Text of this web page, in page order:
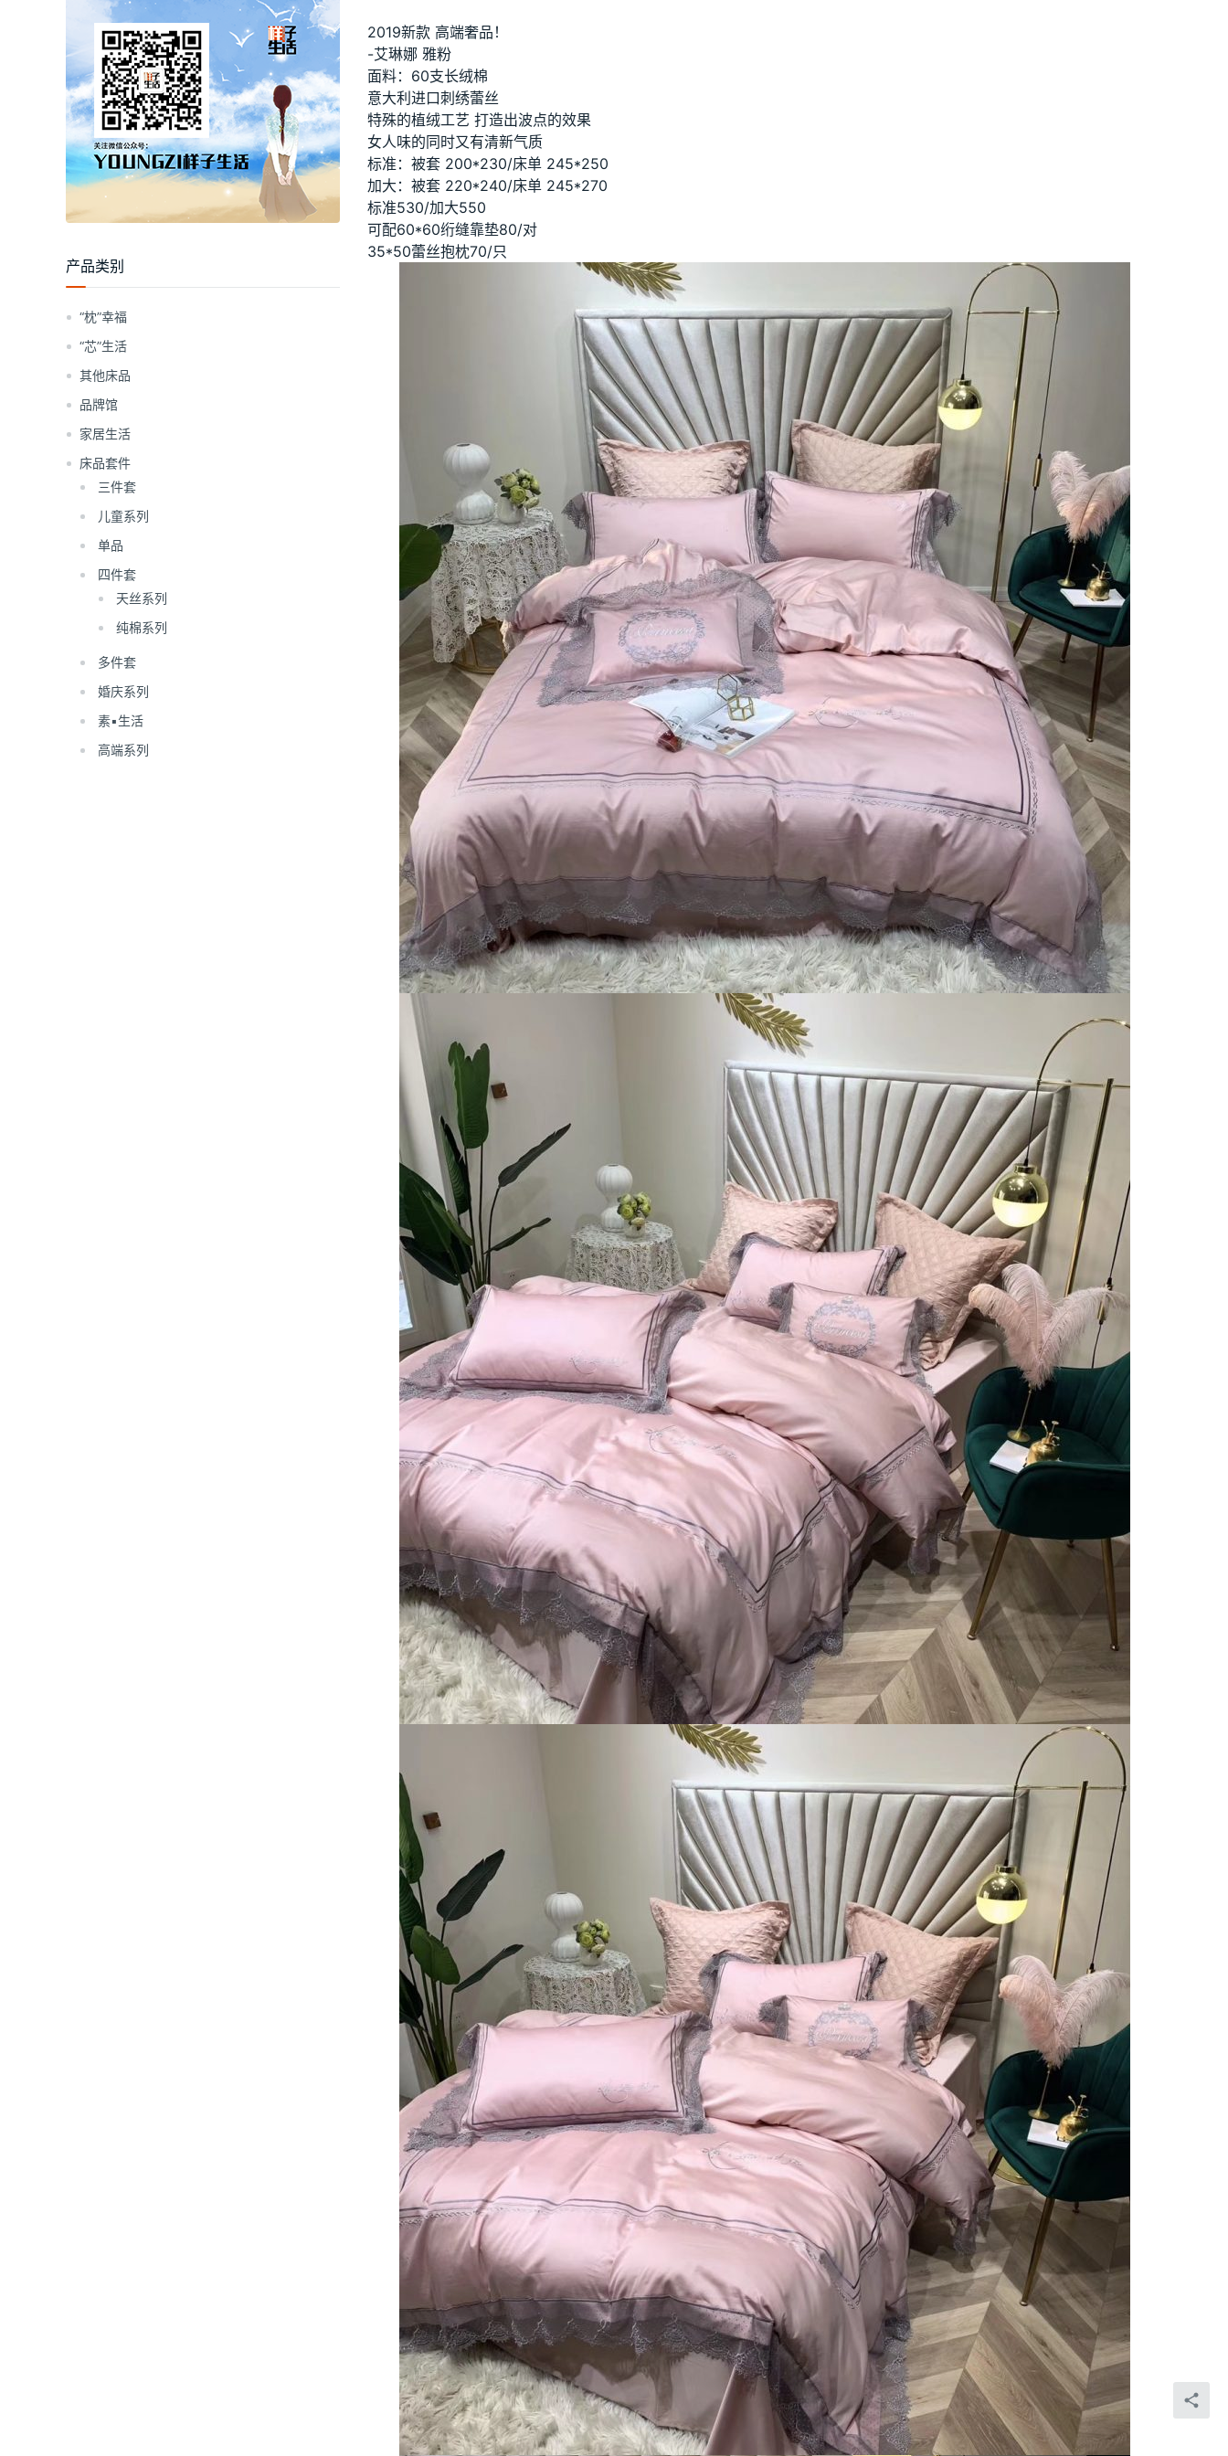
2019新款 高端奢品！
-艾琳娜 雅粉
面料：60支长绒棉
意大利进口刺绣蕾丝
特殊的植绒工艺 打造出波点的效果
女人味的同时又有清新气质
标准：被套 200*230/床单 245*250
加大：被套 220*240/床单 245*270
标准530/加大550
可配60*60绗缝靠垫80/对
35*50蕾丝抱枕70/只
产品类别
“枕”幸福
“芯”生活
其他床品
品牌馆
家居生活
床品套件
三件套
儿童系列
单品
四件套
天丝系列
纯棉系列
多件套
婚庆系列
素▪生活
高端系列